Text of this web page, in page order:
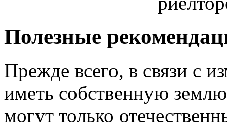
Полезные
Прежде всего, в связи с
иметь собственную
могут только